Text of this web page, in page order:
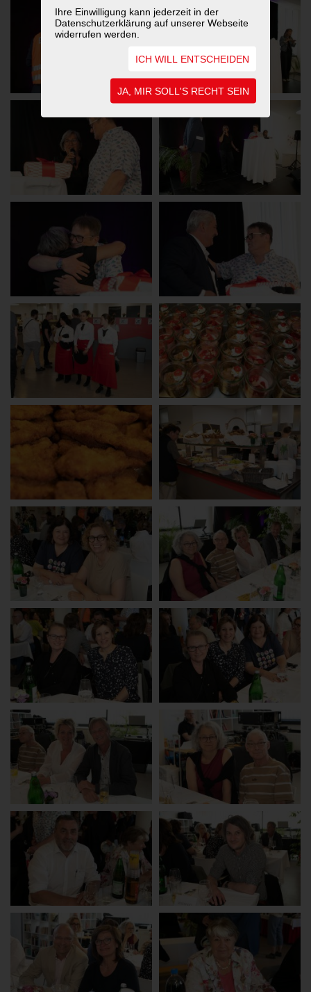
Ihre Einwilligung kann jederzeit in der
Datenschutzerklärung auf unserer Webseite
widerrufen werden.
ICH WILL ENTSCHEIDEN
JA, MIR SOLL'S RECHT SEIN